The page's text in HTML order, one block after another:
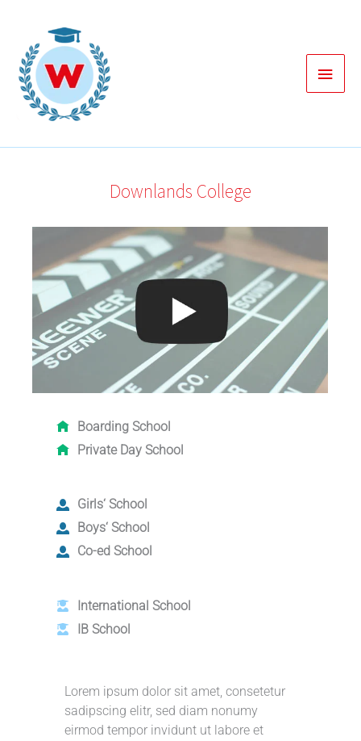
springen
Downlands College
Boarding School
Private Day School
Girls‘ School
Boys‘ School
Co-ed School
International School
IB School
Lorem ipsum dolor sit amet, consetetur
sadipscing elitr, sed diam nonumy
eirmod tempor invidunt ut labore et